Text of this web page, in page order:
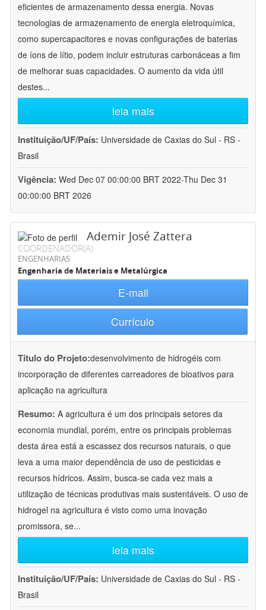
eficientes de armazenamento dessa energia. Novas
tecnologias de armazenamento de energia eletroquímica,
como supercapacitores e novas configurações de baterias
de íons de lítio, podem incluir estruturas carbonáceas a fim
de melhorar suas capacidades. O aumento da vida útil
destes...
leia mais
Instituição/UF/País: Universidade de Caxias do Sul - RS -
Brasil
Vigência: Wed Dec 07 00:00:00 BRT 2022-Thu Dec 31
00:00:00 BRT 2026
Ademir José Zattera
COORDENADOR(A)
ENGENHARIAS
Engenharia de Materiais e Metalúrgica
E-mail
Currículo
Título do Projeto:desenvolvimento de hidrogéis com
incorporação de diferentes carreadores de bioativos para
aplicação na agricultura
Resumo: A agricultura é um dos principais setores da
economia mundial, porém, entre os principais problemas
desta área está a escassez dos recursos naturais, o que
leva a uma maior dependência de uso de pesticidas e
recursos hídricos. Assim, busca-se cada vez mais a
utilização de técnicas produtivas mais sustentáveis. O uso de
hidrogel na agricultura é visto como uma inovação
promissora, se...
leia mais
Instituição/UF/País: Universidade de Caxias do Sul - RS -
Brasil